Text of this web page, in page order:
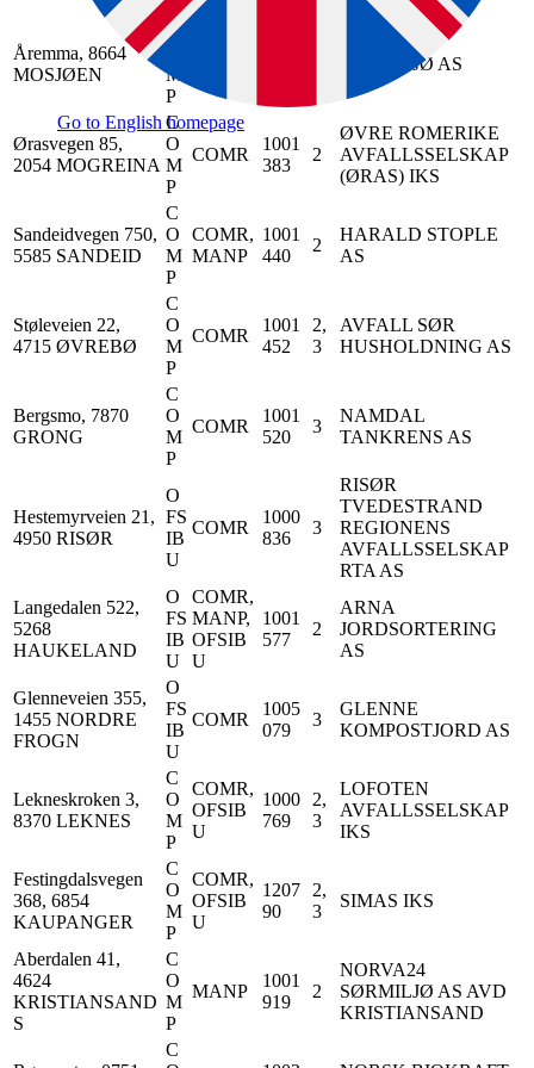
Go to English homepage
Åremma, 8664
MOSJØEN
C
M
P
BIO MILJØ AS
Ørasvegen 85,
2054 MOGREINA
C
O
M
P
COMR
1001
383
2
ØVRE ROMERIKE
AVFALLSSELSKAP
(ØRAS) IKS
Sandeidvegen 750,
5585 SANDEID
C
O
M
P
COMR,
MANP
1001
440
2
HARALD STOPLE
AS
Støleveien 22,
4715 ØVREBØ
C
O
M
P
COMR
1001
452
2,
3
AVFALL SØR
HUSHOLDNING AS
Bergsmo, 7870
GRONG
C
O
M
P
COMR
1001
520
3
NAMDAL
TANKRENS AS
Hestemyrveien 21,
4950 RISØR
O
FS
IB
U
COMR
1000
836
3
RISØR
TVEDESTRAND
REGIONENS
AVFALLSSELSKAP
RTA AS
Langedalen 522,
5268
HAUKELAND
O
FS
IB
U
COMR,
MANP,
OFSIB
U
1001
577
2
ARNA
JORDSORTERING
AS
Glenneveien 355,
1455 NORDRE
FROGN
O
FS
IB
U
COMR
1005
079
3
GLENNE
KOMPOSTJORD AS
Lekneskroken 3,
8370 LEKNES
C
O
M
P
COMR,
OFSIB
U
1000
769
2,
3
LOFOTEN
AVFALLSSELSKAP
IKS
Festingdalsvegen
368, 6854
KAUPANGER
C
O
M
P
COMR,
OFSIB
U
1207
90
2,
3
SIMAS IKS
Aberdalen 41,
4624
KRISTIANSAND
S
C
O
M
P
MANP
1001
919
2
NORVA24
SØRMILJØ AS AVD
KRISTIANSAND
C